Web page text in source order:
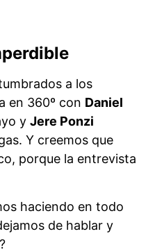
a los
en 360º con Daniel
yJere Ponzi
Y creemos que
porque la entrevista
haciendo en todo
de hablar y